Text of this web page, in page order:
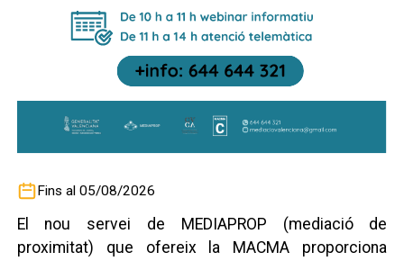
Fins al 05/08/2026
El nou servei de MEDIAPROP (mediació de
proximitat) que ofereix la MACMA proporciona